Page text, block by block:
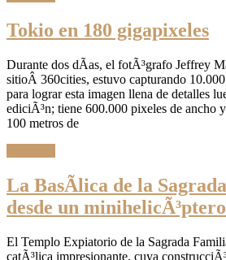
Tokio en 180 gigapixeles
Durante dos dÃ­as, el fotÃ³grafo Jeffrey
sitioÂ 360cities, estuvo capturando
para lograr esta imagen llena de detalles
ediciÃ³n; tiene 600.000 pixeles de ancho
100 metros de
La BasÃ­lica de la
desde un minihelicÃ³ptero
El Templo Expiatorio de la Sagrada
catÃ³lica impresionante, cuya